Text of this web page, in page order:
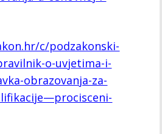
c/podzakonski-
o-uvjetima-i-
obrazovanja-za-